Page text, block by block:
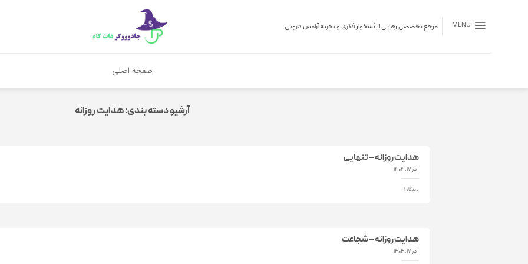
MENU مرجع تخصصی رهایی از نُشخوار فکری و تجربه آرامش درونی
صفحه اصلی
آرشیو دسته بندی:هدایت روزانه
هدایت روزانه – تنهایی
آذر 17, 1404
1 دیدگاه
هدایت روزانه – شجاعت
آذر 17, 1404